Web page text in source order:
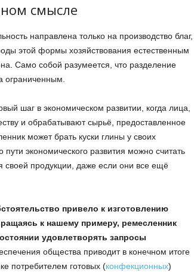
смысле
направлена только на производство благ,
этой формы хозяйствования естественным
Само собой разумеется, что разделение
ограниченным.
шаг в экономическом развитии, когда лица,
и обрабатывают сырьё, предоставленное
может брать куски глины у своих
экономического развития можно считать
своей продукции, даже если они все ещё
привело к изготовлению
к нашему примеру, ремесленник
удовлетворять запросы
общества приводит в конечном итоге
потребителем готовых (конфекционных)